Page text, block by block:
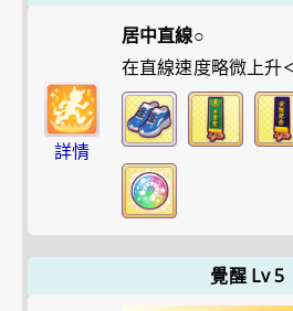
詳情
居中直線○
在直線速度略微上升
覺醒 Lv 5